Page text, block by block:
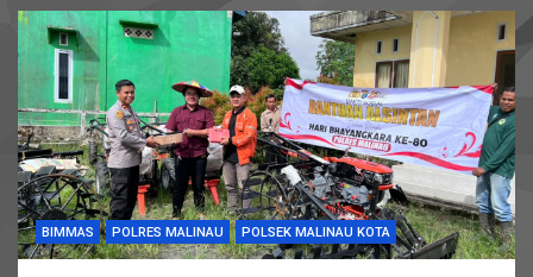
BIMMAS POLRES MALINAU POLSEK MALINAU KOTA